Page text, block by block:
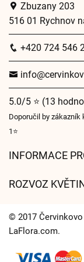
Zbuzany 203
516 01 Rychnov
+420 724 546
5.0/5 ⭐ (13
Doporučil by zákazník
1⭐
INFORMACE
Často kladené
O nás
Časy doručení
ROZVOZ
Kam doručujeme
© 2017
LaFlora.com.